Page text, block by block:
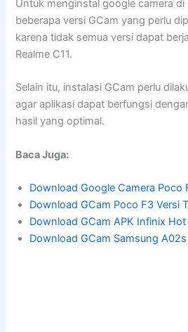
Untuk menginstal google camera di
beberapa versi GCam yang perlu
karena tidak semua versi dapat
Realme C11.
Selain itu, instalasi GCam perlu
agar aplikasi dapat berfungsi
hasil yang optimal.
Baca Juga:
Download Google Camera Poco
Download GCam Poco F3 Versi
Download GCam APK Infinix Hot
Download GCam Samsung A02s